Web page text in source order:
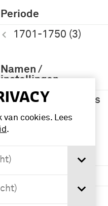
cookies. Lees
.
Periode
1701-1750 (3)
Namen /
instellingen
Heutsz, Johannes
(19)
Geografie
Europa (3)
Nederland (3)